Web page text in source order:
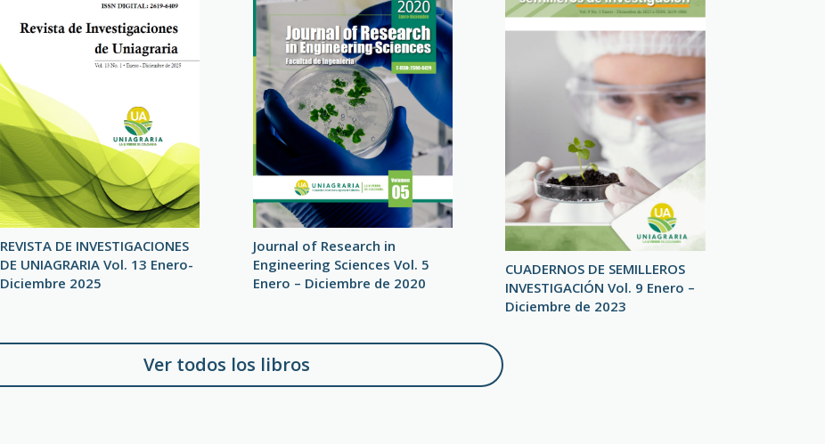
REVISTA DE INVESTIGACIONES
DE UNIAGRARIA Vol. 13 Enero-
Diciembre 2025
Journal of Research in
Engineering Sciences Vol. 5
Enero – Diciembre de 2020
CUADERNOS DE SEMILLEROS
INVESTIGACIÓN Vol. 9 Enero –
Diciembre de 2023
Ver todos los libros